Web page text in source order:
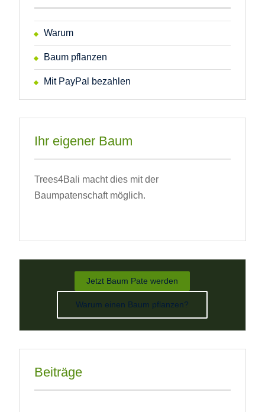
Warum
Baum pflanzen
Mit PayPal bezahlen
Ihr eigener Baum
Trees4Bali macht dies mit der
Baumpatenschaft möglich.
Jetzt Baum Pate werden
Warum einen Baum pflanzen?
Beiträge